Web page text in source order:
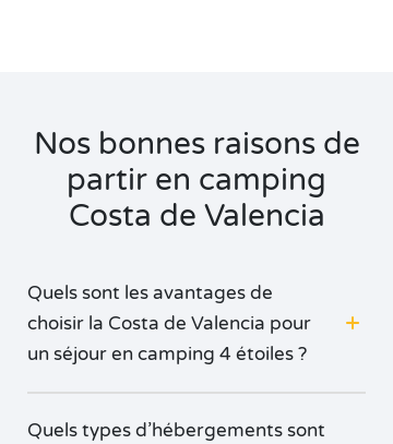
Nos bonnes raisons de
partir en camping
Costa de Valencia
Quels sont les avantages de
choisir la Costa de Valencia pour
un séjour en camping 4 étoiles ?
Quels types d’hébergements sont